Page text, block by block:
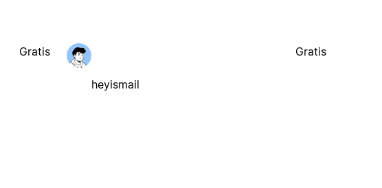
Gratis
heyismail
Gratis